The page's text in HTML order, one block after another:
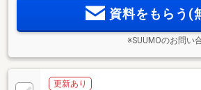
資料をもらう(
※SUUMOのお問い
更新あり